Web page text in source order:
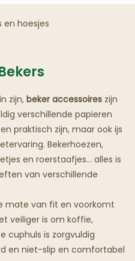
en hoesjes
zijn, beker accessoires zijn
verschillende papieren
praktisch zijn, maar ook ijs
Bekerhoezen,
en roerstaafjes... alles is
van verschillende
mate van fit en voorkomt
veiliger is om koffie,
cuphuls is zorgvuldig
en niet-slip en comfortabel